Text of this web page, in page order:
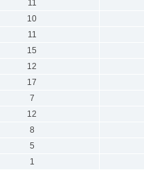
11
10
11
15
12
17
7
12
8
5
1